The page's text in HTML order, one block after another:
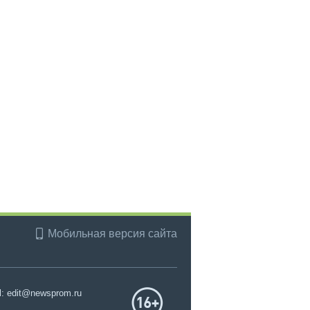
Мобильная версия сайта
edit@newsprom.ru